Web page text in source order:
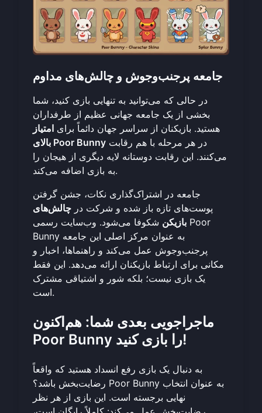
جامعه پرجنب‌وجوش و چالش‌های مداوم
در حالی که می‌توانید به تنهایی بازی کنید، شما
بخشی از یک جامعه جهانی عظیم از طرفداران
هستید. بازیکنان از سراسر جهان دائماً برای امتیاز
بالای Poor Bunny
می‌کنند. این رقابت دوستانه لایه دیگری از هیجان را
به بازی اضافه می‌کند.
جامعه در اشتراک‌گذاری نکات، جشن گرفتن
پوست‌های تازه باز شده و شرکت در چالش‌های
بازیکن شکوفا می‌شود. وب‌سایت رسمی Poor
Bunny به عنوان مرکز اصلی این جامعه
پرجنب‌وجوش عمل می‌کند و راهنماها، اخبار و
مکانی برای ارتباط بازیکنان ارائه می‌دهد. این فقط
یک بازی نیست؛ بلکه شور و اشتیاقی مشترک
است.
ماجراجویی بعدی شما: هم‌اکنون
Poor Bunny را بازی کنید!
به دنبال یک بازی رفع انسداد هستید که واقعاً
رضایت‌بخش باشد؟ Poor Bunny به عنوان انتخاب
نهایی برجسته است. این بازی از هر نظر